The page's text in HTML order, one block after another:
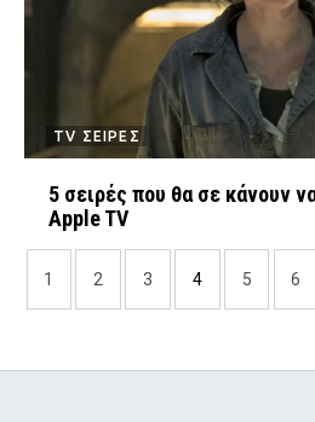
TV ΣΕΙΡΕΣ
5 σειρές που θα σε κάνουν
Apple TV
1 2 3 4 5 6